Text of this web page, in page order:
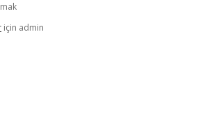
için admin